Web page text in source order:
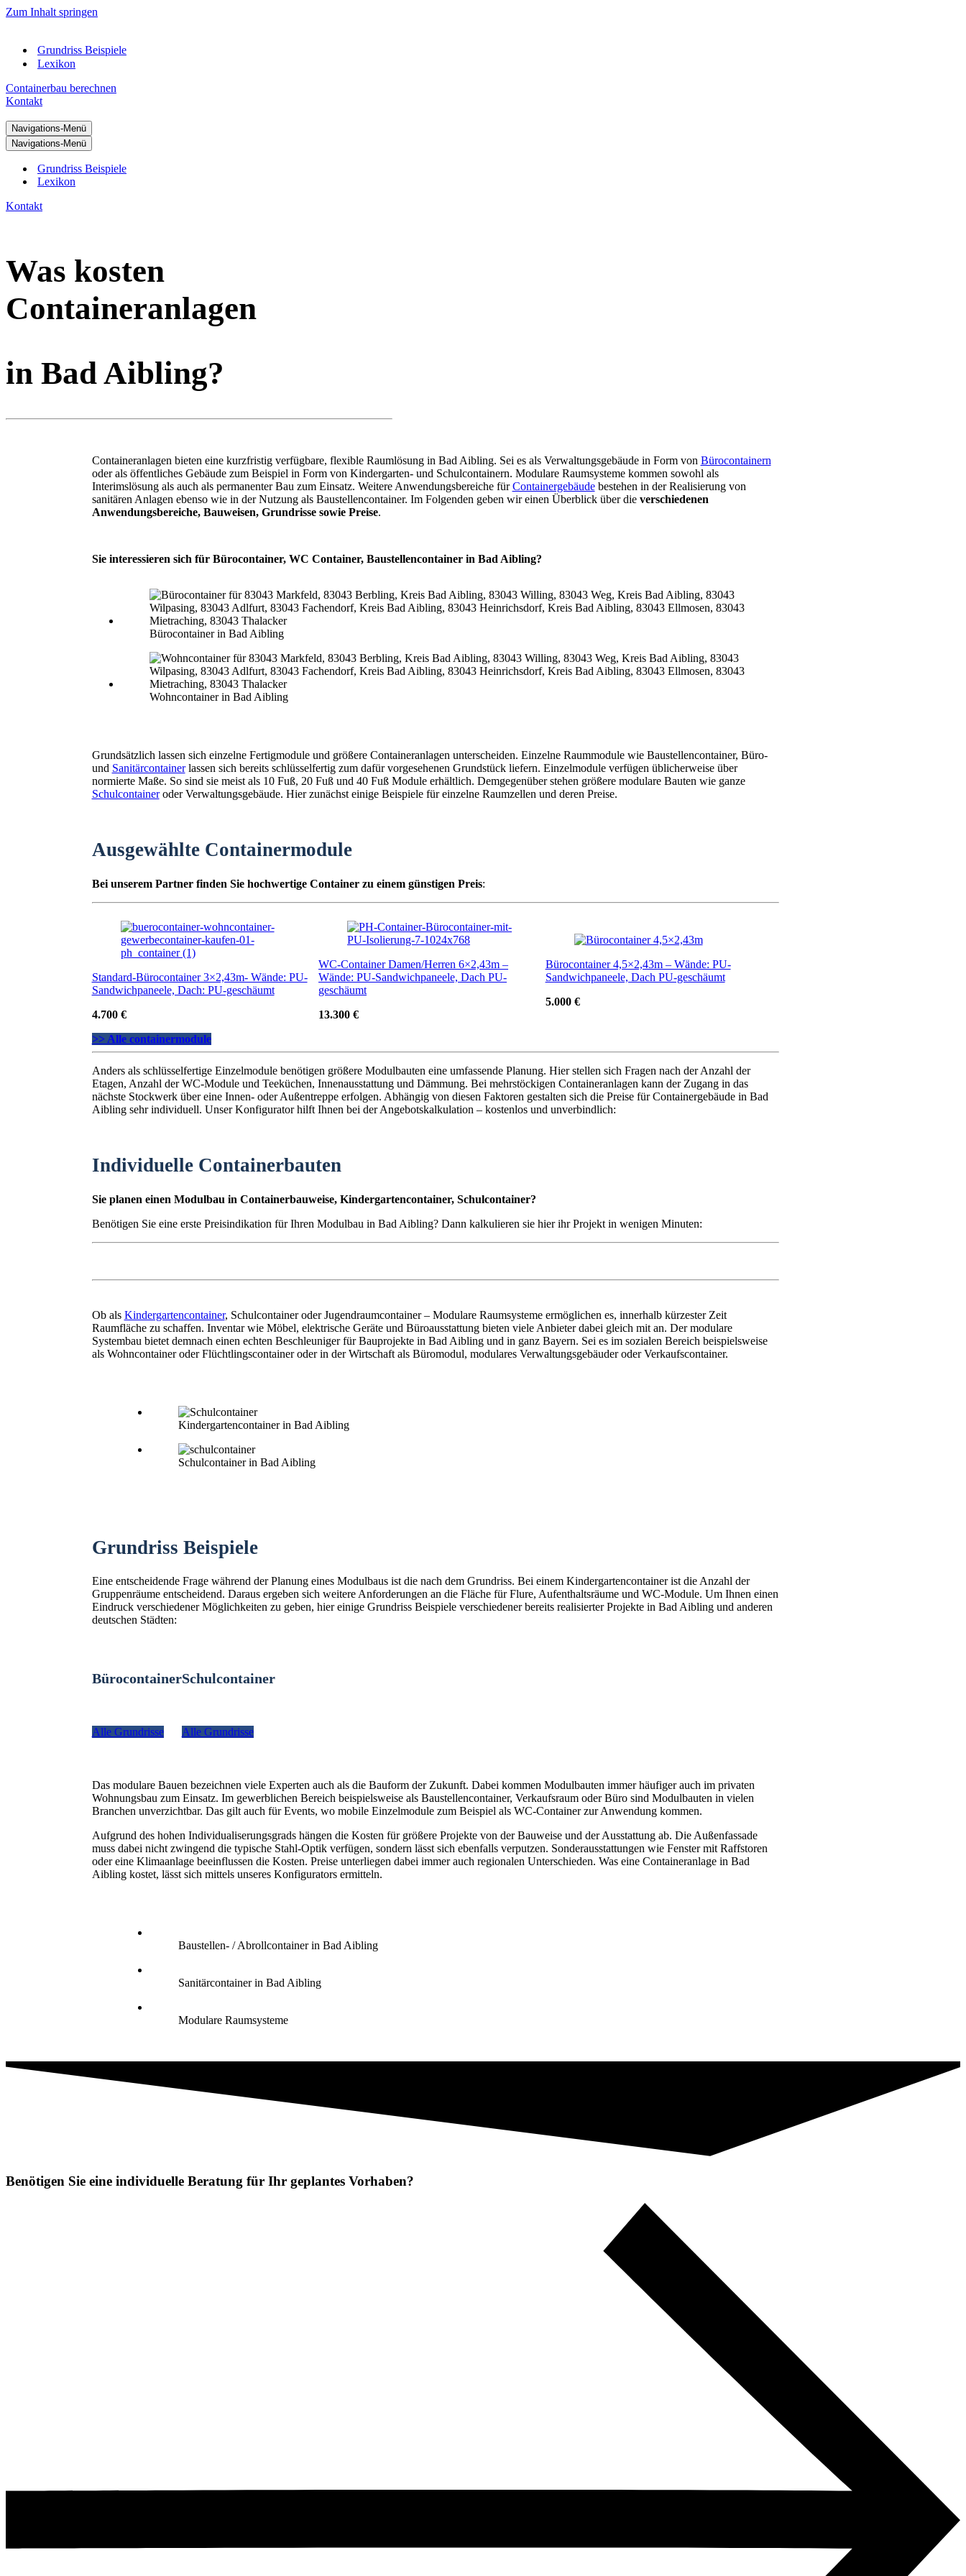
Zum Inhalt springen
Grundriss Beispiele
Lexikon
Containerbau berechnen
Kontakt
Navigations-Menü
Navigations-Menü
Grundriss Beispiele
Lexikon
Kontakt
Was kosten
Containeranlagen
in Bad Aibling?
Containeranlagen bieten eine kurzfristig verfügbare, flexible Raumlösung in Bad Aibling. Sei es als Verwaltungsgebäude in Form von Bürocontainern
oder als öffentliches Gebäude zum Beispiel in Form von Kindergarten- und Schulcontainern. Modulare Raumsysteme kommen sowohl als
Interimslösung als auch als permanenter Bau zum Einsatz. Weitere Anwendungsbereiche fürContainergebäudebestehen in der Realisierung von
sanitären Anlagen ebenso wie in der Nutzung als Baustellencontainer. Im Folgenden geben wir einen Überblick über die verschiedenen
Anwendungsbereiche, Bauweisen, Grundrisse sowie Preise.
Sie interessieren sich für Bürocontainer, WC Container, Baustellencontainer in Bad Aibling?
Bürocontainer in Bad Aibling
Wohncontainer in Bad Aibling
Grundsätzlich lassen sich einzelne Fertigmodule und größere Containeranlagen unterscheiden. Einzelne Raummodule wie Baustellencontainer, Büro-
und Sanitärcontainerlassen sich bereits schlüsselfertig zum dafür vorgesehenen Grundstück liefern. Einzelmodule verfügen üblicherweise über
normierte Maße. So sind sie meist als 10 Fuß, 20 Fuß und 40 Fuß Module erhältlich. Demgegenüber stehen größere modulare Bauten wie ganze
Schulcontaineroder Verwaltungsgebäude. Hier zunächst einige Beispiele für einzelne Raumzellen und deren Preise.
Ausgewählte Containermodule
Bei unserem Partner finden Sie hochwertige Container zu einem günstigen Preis:
Standard-Bürocontainer 3×2,43m- Wände: PU-
Sandwichpaneele, Dach: PU-geschäumt
4.700 €
WC-Container Damen/Herren 6×2,43m –
Wände: PU-Sandwichpaneele, Dach PU-
geschäumt
13.300 €
Bürocontainer 4,5×2,43m – Wände: PU-
Sandwichpaneele, Dach PU-geschäumt
5.000 €
>> Alle containermodule
Anders als schlüsselfertige Einzelmodule benötigen größere Modulbauten eine umfassende Planung. Hier stellen sich Fragen nach der Anzahl der
Etagen, Anzahl der WC-Module und Teeküchen, Innenausstattung und Dämmung. Bei mehrstöckigen Containeranlagen kann der Zugang in das
nächste Stockwerk über eine Innen- oder Außentreppe erfolgen. Abhängig von diesen Faktoren gestalten sich die Preise für Containergebäude in Bad
Aibling sehr individuell. Unser Konfigurator hilft Ihnen bei der Angebotskalkulation – kostenlos und unverbindlich:
Individuelle Containerbauten
Sie planen einen Modulbau in Containerbauweise, Kindergartencontainer, Schulcontainer?
Benötigen Sie eine erste Preisindikation für Ihren Modulbau in Bad Aibling? Dann kalkulieren sie hier ihr Projekt in wenigen Minuten:
Ob als Kindergartencontainer, Schulcontainer oder Jugendraumcontainer – Modulare Raumsysteme ermöglichen es, innerhalb kürzester Zeit
Raumfläche zu schaffen. Inventar wie Möbel, elektrische Geräte und Büroausstattung bieten viele Anbieter dabei gleich mit an. Der modulare
Systembau bietet demnach einen echten Beschleuniger für Bauprojekte in Bad Aibling und in ganz Bayern. Sei es im sozialen Bereich beispielsweise
als Wohncontainer oder Flüchtlingscontainer oder in der Wirtschaft als Büromodul, modulares Verwaltungsgebäuder oder Verkaufscontainer.
Kindergartencontainer in Bad Aibling
Schulcontainer in Bad Aibling
Grundriss Beispiele
Eine entscheidende Frage während der Planung eines Modulbaus ist die nach dem Grundriss. Bei einem Kindergartencontainer ist die Anzahl der
Gruppenräume entscheidend. Daraus ergeben sich weitere Anforderungen an die Fläche für Flure, Aufenthaltsräume und WC-Module. Um Ihnen einen
Eindruck verschiedener Möglichkeiten zu geben, hier einige Grundriss Beispiele verschiedener bereits realisierter Projekte in Bad Aibling und anderen
deutschen Städten:
Bürocontainer
Alle Grundrisse
Schulcontainer
Alle Grundrisse
Das modulare Bauen bezeichnen viele Experten auch als die Bauform der Zukunft. Dabei kommen Modulbauten immer häufiger auch im privaten
Wohnungsbau zum Einsatz. Im gewerblichen Bereich beispielsweise als Baustellencontainer, Verkaufsraum oder Büro sind Modulbauten in vielen
Branchen unverzichtbar. Das gilt auch für Events, wo mobile Einzelmodule zum Beispiel als WC-Container zur Anwendung kommen.
Aufgrund des hohen Individualiserungsgrads hängen die Kosten für größere Projekte von der Bauweise und der Ausstattung ab. Die Außenfassade
muss dabei nicht zwingend die typische Stahl-Optik verfügen, sondern lässt sich ebenfalls verputzen. Sonderausstattungen wie Fenster mit Raffstoren
oder eine Klimaanlage beeinflussen die Kosten. Preise unterliegen dabei immer auch regionalen Unterschieden. Was eine Containeranlage in Bad
Aibling kostet, lässt sich mittels unseres Konfigurators ermitteln.
Baustellen- / Abrollcontainer in Bad Aibling
Sanitärcontainer in Bad Aibling
Modulare Raumsysteme
Benötigen Sie eine individuelle Beratung für Ihr geplantes Vorhaben?